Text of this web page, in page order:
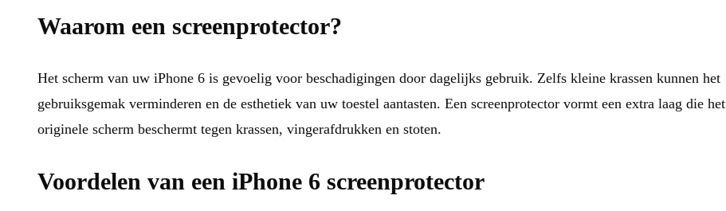
Waarom een screenprotector?
Het scherm van uw iPhone 6 is gevoelig voor beschadigingen door dagelijks gebruik. Zelfs kleine krassen kunnen het
gebruiksgemak verminderen en de esthetiek van uw toestel aantasten. Een screenprotector vormt een extra laag die het
originele scherm beschermt tegen krassen, vingerafdrukken en stoten.
Voordelen van een iPhone 6 screenprotector